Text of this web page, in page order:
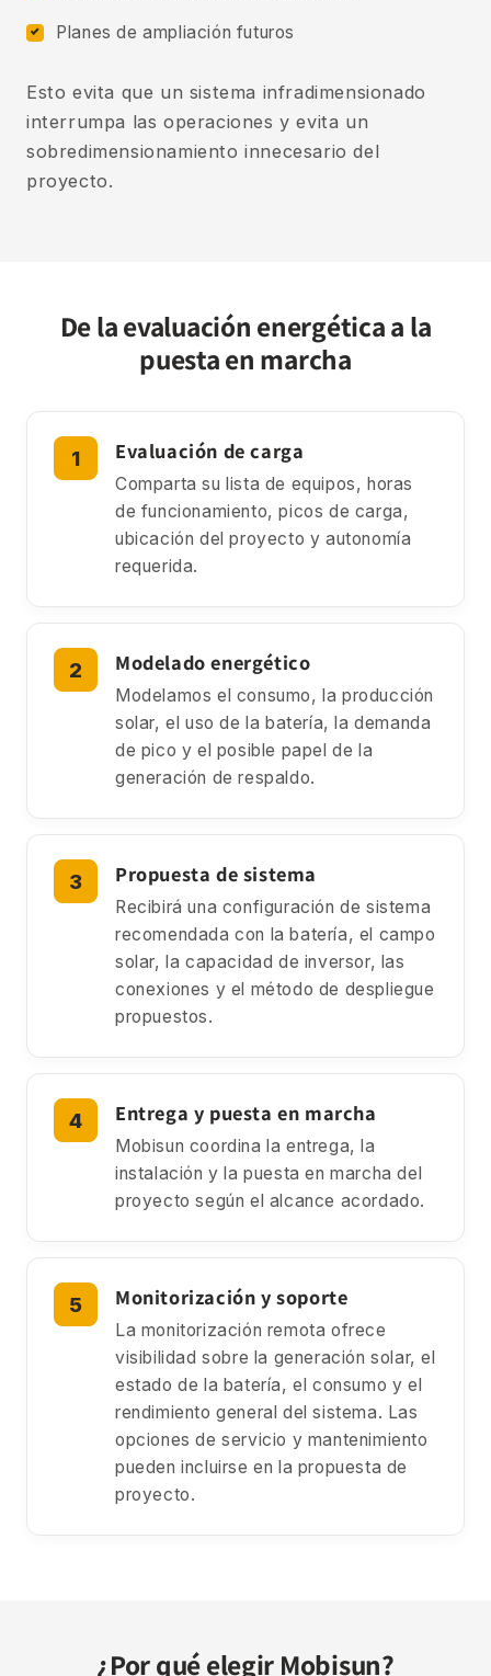
Planes de ampliación futuros
Esto evita que un sistema infradimensionado
interrumpa las operaciones y evita un
sobredimensionamiento innecesario del
proyecto.
De la evaluación energética a la
puesta en marcha
Evaluación de carga
Comparta su lista de equipos, horas
de funcionamiento, picos de carga,
ubicación del proyecto y autonomía
requerida.
Modelado energético
Modelamos el consumo, la producción
solar, el uso de la batería, la demanda
de pico y el posible papel de la
generación de respaldo.
Propuesta de sistema
Recibirá una configuración de sistema
recomendada con la batería, el campo
solar, la capacidad de inversor, las
conexiones y el método de despliegue
propuestos.
Entrega y puesta en marcha
Mobisun coordina la entrega, la
instalación y la puesta en marcha del
proyecto según el alcance acordado.
Monitorización y soporte
La monitorización remota ofrece
visibilidad sobre la generación solar, el
estado de la batería, el consumo y el
rendimiento general del sistema. Las
opciones de servicio y mantenimiento
pueden incluirse en la propuesta de
proyecto.
¿Por qué elegir Mobisun?